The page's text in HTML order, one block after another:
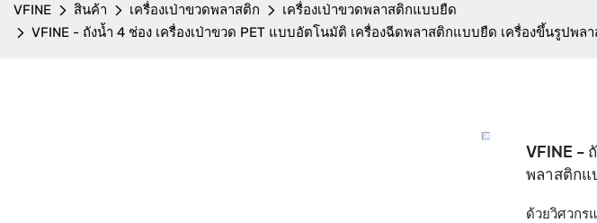
VFINE สินค้า เครื่องเป่าขวดพลาสติก
เครื่องเป่าขวดพลาสติกแบบยืด
VFINE - ถังน้ำ 4 ช่อง เครื่องเป่าขวด PET แบบอัตโนมัติ เครื่องฉีดพลาสติกแบบยืด เครื่องขึ้นรูปพ
VFINE -
พลาสติกแ
ด้วยวิศวกร